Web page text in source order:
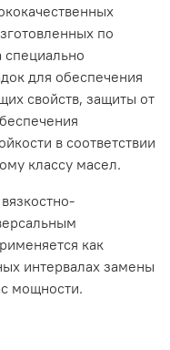
по
специально
для обеспечения
свойств, защиты от
в соответствии
классу масел.
как
интервалах замены
мощности.